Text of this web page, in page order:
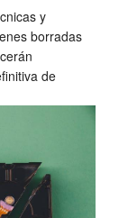
y
borradas
de